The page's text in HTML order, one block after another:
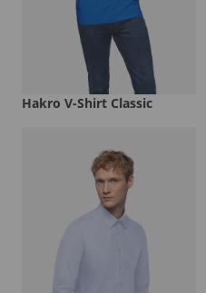
Hakro V-Shirt Classic